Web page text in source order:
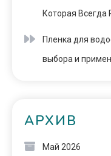
Которая Всегда
Пленка для
выбора и
АРХИВ
Май 2026